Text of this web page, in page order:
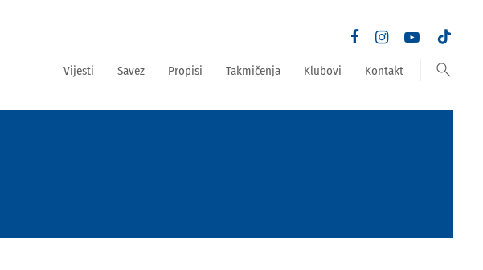
Vijesti Savez Propisi Takmičenja Klubovi Kontakt search